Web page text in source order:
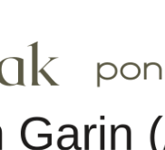
INTERNACIONAL